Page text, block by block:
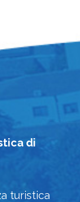
di
turistica